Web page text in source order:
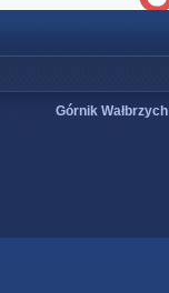
Górnik Wałbrzych